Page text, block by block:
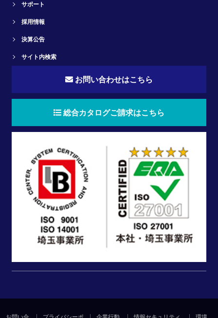
サポート
採用情報
決算公告
サイト内検索
お問い合わせはこちら
総合カタログご請求はこちら